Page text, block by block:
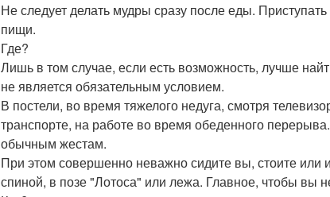
Не следует делать мудры сразу после еды.
пищи.
Где?
Лишь в том случае, если есть возможность, лучше
не является обязательным условием.
В постели, во время тяжелого недуга, смотря
транспорте, на работе во время обеденного
обычным жестам.
При этом совершенно неважно сидите вы, стоите или
спиной, в позе "Лотоса" или лежа. Главное, чтобы вы